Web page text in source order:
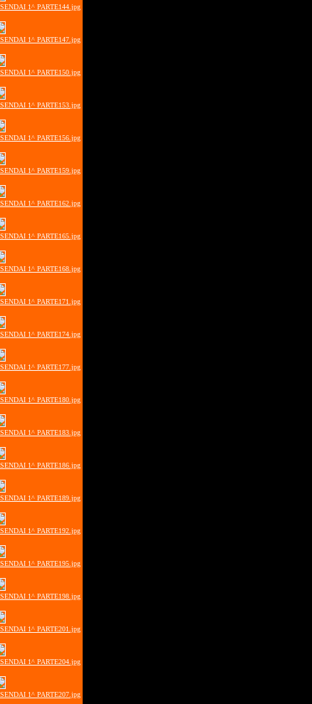
1^ PARTE144.jpg
1^ PARTE147.jpg
1^ PARTE150.jpg
1^ PARTE153.jpg
1^ PARTE156.jpg
1^ PARTE159.jpg
1^ PARTE162.jpg
1^ PARTE165.jpg
1^ PARTE168.jpg
1^ PARTE171.jpg
1^ PARTE174.jpg
1^ PARTE177.jpg
1^ PARTE180.jpg
1^ PARTE183.jpg
1^ PARTE186.jpg
1^ PARTE189.jpg
1^ PARTE192.jpg
1^ PARTE195.jpg
1^ PARTE198.jpg
1^ PARTE201.jpg
1^ PARTE204.jpg
1^ PARTE207.jpg